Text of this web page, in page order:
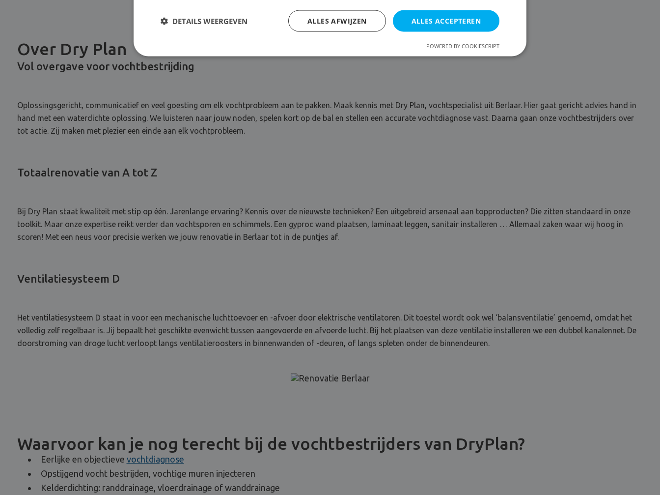
Over Dry Plan
Vol overgave voor vochtbestrijding
Oplossingsgericht, communicatief en veel goesting om elk vochtprobleem aan te pakken. Maak kennis met Dry Plan, vochtspecialist uit Berlaar. Hier gaat gericht advies hand in
hand met een waterdichte oplossing. We luisteren naar jouw noden, spelen kort op de bal en stellen een accurate vochtdiagnose vast. Daarna gaan onze vochtbestrijders over
tot actie. Zij maken met plezier een einde aan elk vochtprobleem.
Totaalrenovatie van A tot Z
Bij Dry Plan staat kwaliteit met stip op één. Jarenlange ervaring? Kennis over de nieuwste technieken? Een uitgebreid arsenaal aan topproducten? Die zitten standaard in onze
toolkit. Maar onze expertise reikt verder dan vochtsporen en schimmels. Een gyproc wand plaatsen, laminaat leggen, sanitair installeren … Allemaal zaken waar wij hoog in
scoren! Met een neus voor precisie werken we jouw renovatie in Berlaar tot in de puntjes af.
Ventilatiesysteem D
Het ventilatiesysteem D staat in voor een mechanische luchttoevoer en -afvoer door elektrische ventilatoren. Dit toestel wordt ook wel ‘balansventilatie’ genoemd, omdat het
volledig zelf regelbaar is. Jij bepaalt het geschikte evenwicht tussen aangevoerde en afvoerde lucht. Bij het plaatsen van deze ventilatie installeren we een dubbel kanalennet. De
doorstroming van droge lucht verloopt langs ventilatieroosters in binnenwanden of -deuren, of langs spleten onder de binnendeuren.
Waarvoor kan je nog terecht bij de vochtbestrijders van DryPlan?
Eerlijke en objectieve vochtdiagnose
Opstijgend vocht bestrijden, vochtige muren injecteren
Kelderdichting: randdrainage, vloerdrainage of wanddrainage
ALLES ACCEPTEREN
ALLES AFWIJZEN
DETAILS WEERGEVEN
POWERED BY COOKIESCRIPT